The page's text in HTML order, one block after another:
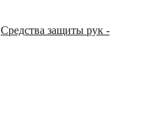
Средства защиты рук -